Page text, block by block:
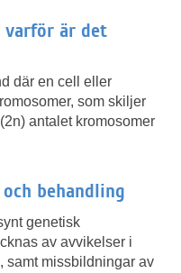
varför är det
där en cell eller
som skiljer
antalet kromosomer
behandling
genetisk
av avvikelser i
samt missbildningar av